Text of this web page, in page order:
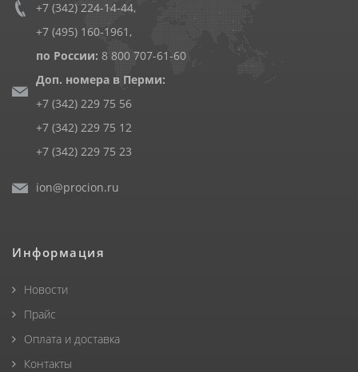
+7 (342) 224-14-44,
+7 (495) 160-1961 ,
по России: 8 800 707-61-60
Доп. номера в Перми:
+7 (342) 229 75 56
+7 (342) 229 75 12
+7 (342) 229 75 23
ion@procion.ru
Информация
Новости
Прайс
Оплата и доставка
Контакты